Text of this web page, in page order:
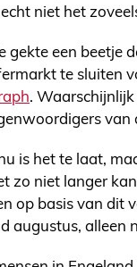
niet het
gekte een beetje
te sluiten
.
van
is het te laat,
zo niet langer
op basis van dit
augustus, alleen